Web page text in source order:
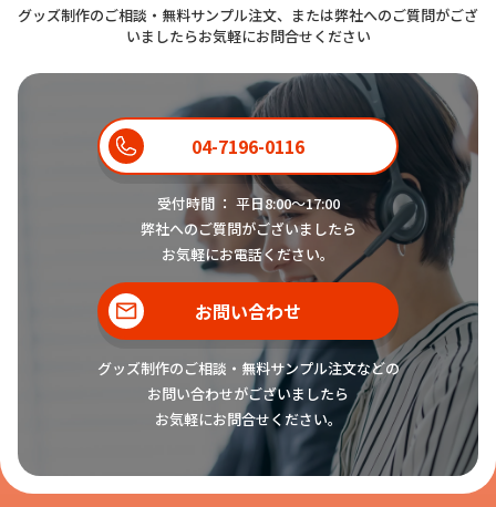
グッズ制作のご相談・無料サンプル注文、または弊社へのご質問がござ
いましたらお気軽にお問合せください
04-7196-0116
受付時間 ： 平日8:00〜17:00
弊社へのご質問がございましたら
お気軽にお電話ください。
お問い合わせ
グッズ制作のご相談・無料サンプル注文などの
お問い合わせがございましたら
お気軽にお問合せください。